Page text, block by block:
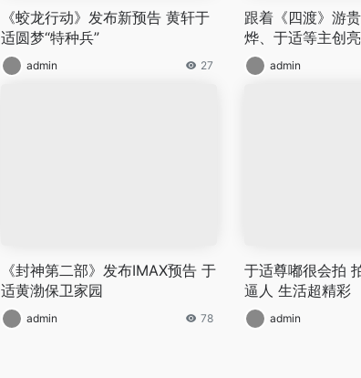
《蛟龙行动》发布新预告 黄轩于
适圆梦“特种兵”
admin 27
跟着《四渡》游
烨、于适等主创
admin
《封神第二部》发布IMAX预告 于
适黄渤保卫家园
admin 78
于适尊嘟很会拍
逼人 生活超精彩
admin